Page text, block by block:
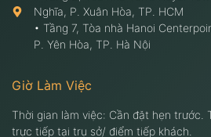
Nghĩa, P. Xuân Hòa, TP. HCM
• Tầng 7, Tòa nhà Hanoi
P. Yên Hòa, TP. Hà Nội
Giờ Làm Việc
Thời gian làm việc: Cần đặt hẹn trước.
trực tiếp tại trụ sở/ điểm tiếp khách.